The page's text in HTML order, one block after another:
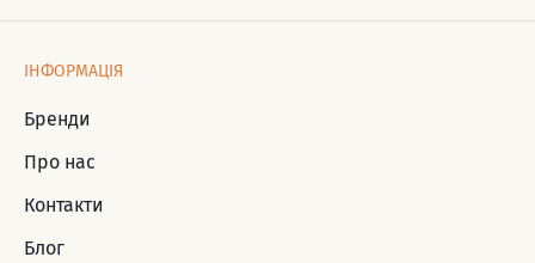
ІНФОРМАЦІЯ
Бренди
Про нас
Контакти
Блог